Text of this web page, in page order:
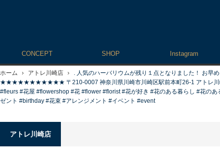
CONCEPT SHOP Instagram
ホーム アトレ川崎店
. 人気のハーバリウムが残り１点となりました！ お早
★★★★★★★★★★★ 〒210-0007 神奈川県川崎市川崎区駅前本町26-1 アトレ川
#fleurs #花屋 #flowershop #花 #flower #florist #花が好き #花のある暮らし #花の
ゼント #birthday #花束 #アレンジメント #イベント #event
アトレ川崎店